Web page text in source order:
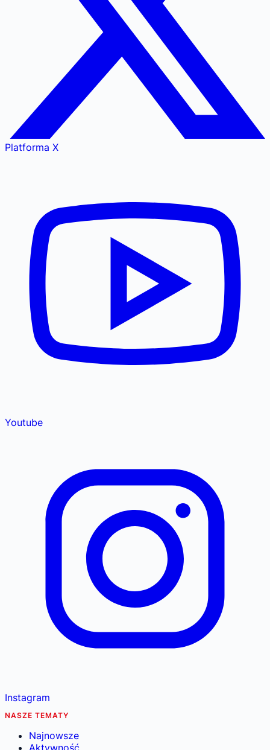
Platforma X
Youtube
Instagram
NASZE TEMATY
Najnowsze